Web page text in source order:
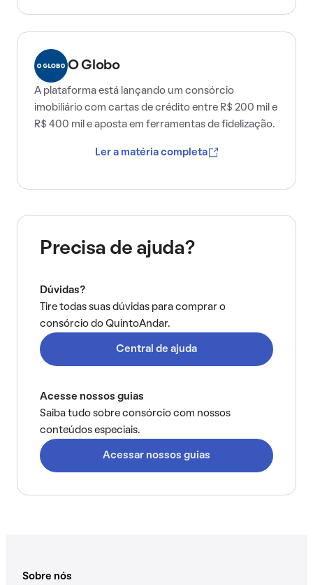
O Globo
A plataforma está lançando um consórcio
imobiliário com cartas de crédito entre R$ 200 mil e
R$ 400 mil e aposta em ferramentas de fidelização.
Ler a matéria completa
Precisa de ajuda?
Dúvidas?
Tire todas suas dúvidas para comprar o
consórcio do QuintoAndar.
Central de ajuda
Acesse nossos guias
Saiba tudo sobre consórcio com nossos
conteúdos especiais.
Acessar nossos guias
Sobre nós